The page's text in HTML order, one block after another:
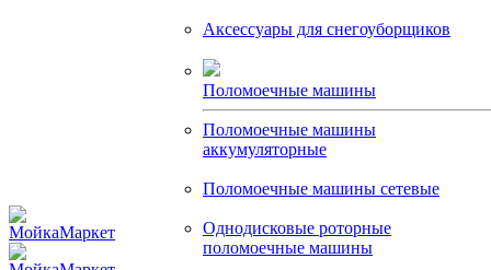
Аксессуары для снегоуборщиков
Поломоечные машины
Поломоечные машины
аккумуляторные
Поломоечные машины сетевые
Однодисковые роторные
поломоечные машины